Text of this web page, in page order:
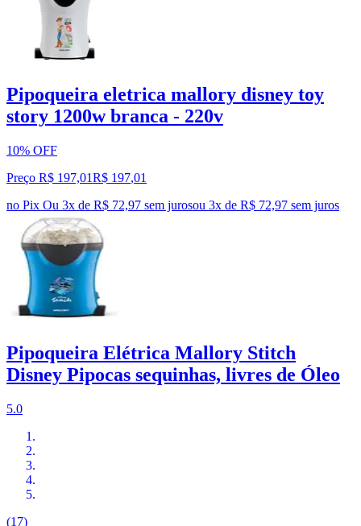
Pipoqueira eletrica mallory disney toy
story 1200w branca - 220v
10% OFF
Preço R$ 197,01R$ 197,01
no Pix Ou 3x de R$ 72,97 sem jurosou 3x de R$ 72,97 sem juros
Pipoqueira Elétrica Mallory Stitch
Disney Pipocas sequinhas, livres de Óleo
5.0
(17)